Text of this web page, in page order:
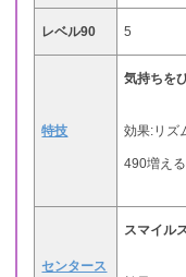
レベル90 5
特技
気持ちを
効果:リズ
490増える
センタース
スマイル